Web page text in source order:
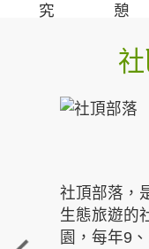
究
憩
社頂部落，
生態旅遊的
園，每年9